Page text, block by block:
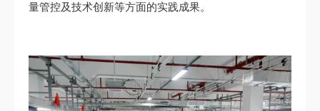
量管控及技术创新等方面的实践成果。